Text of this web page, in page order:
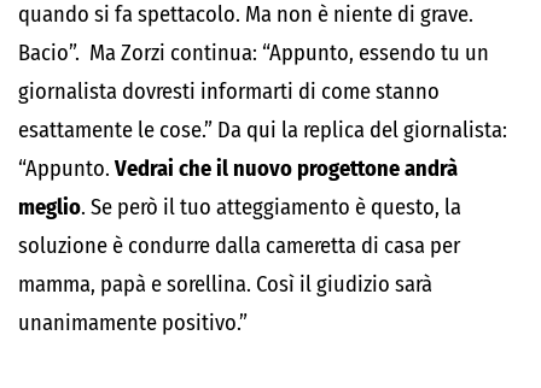
quando si fa spettacolo. Ma non è niente di grave.
Bacio”. Ma Zorzi continua: “Appunto, essendo tu un
giornalista dovresti informarti di come stanno
esattamente le cose.” Da qui la replica del giornalista:
“Appunto. Vedrai cheil nuovo progettone andrà
meglio. Se però il tuo atteggiamento è questo, la
soluzione è condurre dalla cameretta di casa per
mamma, papà e sorellina. Così il giudizio sarà
unanimamente positivo.”